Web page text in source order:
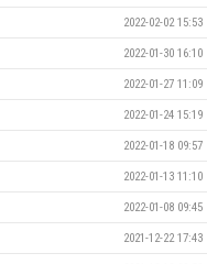
2022-02-02 15:53
2022-01-30 16:10
2022-01-27 11:09
2022-01-24 15:19
2022-01-18 09:57
2022-01-13 11:10
2022-01-08 09:45
2021-12-22 17:43